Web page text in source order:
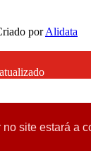
site estará a
porAlidata